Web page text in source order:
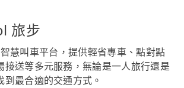
旅步
慧叫車平台，提供輕省專車、點對點
接送等多元服務，無論是一人旅行還是
最合適的交通方式。